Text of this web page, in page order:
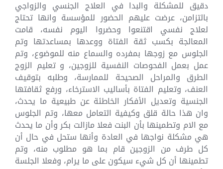
دقيق للمشكلة والبدا في العلاج الجنسي والزواجي
بالتزامن، عرضت عليهم الحضور للمؤسسة وانها تحتاج
لعلاج نفسي اقتنعوا وحضروا اليوم نفسه، قامت
المعالجة بكسب ثقة الفتاة ووعدها بمساعدتها وتم
الجلوس مع زوجها بمفرده والسماع منه للموضوع، وتم
عمل بعمل الفحوصات النفسية للزوجين، و تعليم الزوج
الطرق والمراحل الصحيحة للممارسة، وطلبه بتوقيف
العنف، وتعليم الفتاة بأساليب الاسترخاء، ورفع ثقافتها
الجنسية وتعديل الأفكار الخاطئة عن طبيعية ما يحدث،
وان هذا حالة قلق وكيفية التعامل معها، وتم الجلوس
مع الام وتطمينها بأن البنت فعلا مازالت بكر وأن ما يحدث
هي مشكلة نواجها في العادة وأنها ستحل في حال أن
كل طرف من الزوجين قام بما هو مطلوب منه، وتم
تطمينها أن كل شيء سيكون على ما يرام، وفعلا الجلسة